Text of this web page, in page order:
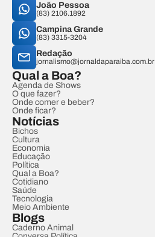
João Pessoa
(83) 2106.1892
Campina Grande
(83) 3315-3204
Redação
jornalismo@jornaldaparaiba.com.br
Qual a Boa?
Agenda de Shows
O que fazer?
Onde comer e beber?
Onde ficar?
Notícias
Bichos
Cultura
Economia
Educação
Política
Qual a Boa?
Cotidiano
Saúde
Tecnologia
Meio Ambiente
Blogs
Caderno Animal